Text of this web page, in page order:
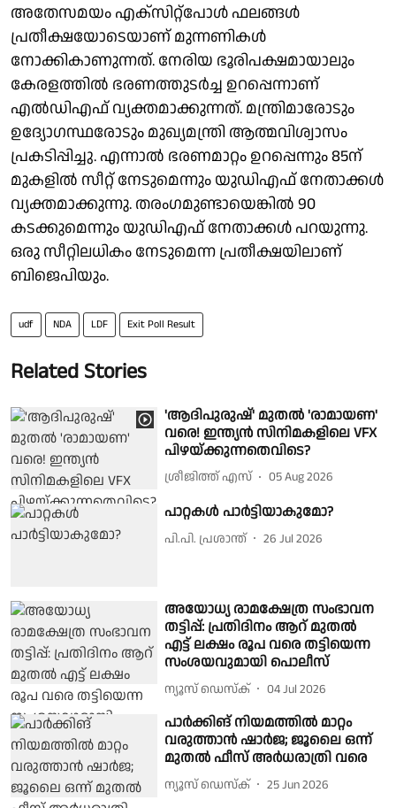
അതേസമയം എക്സിറ്റ്പോൾ ഫലങ്ങൾ
പ്രതീക്ഷയോടെയാണ് മുന്നണികൾ
നോക്കികാണുന്നത്. നേരിയ ഭൂരിപക്ഷമായാലും
കേരളത്തിൽ ഭരണത്തുടർച്ച ഉറപ്പെന്നാണ്
എൽഡിഎഫ് വ്യക്തമാക്കുന്നത്. മന്ത്രിമാരോടും
ഉദ്യോഗസ്ഥരോടും മുഖ്യമന്ത്രി ആത്മവിശ്വാസം
പ്രകടിപ്പിച്ചു. എന്നാൽ ഭരണമാറ്റം ഉറപ്പെന്നും 85ന്
മുകളിൽ സീറ്റ് നേടുമെന്നും യുഡിഎഫ് നേതാക്കൾ
വ്യക്തമാക്കുന്നു. തരംഗമുണ്ടായെങ്കിൽ 90
കടക്കുമെന്നും യുഡിഎഫ് നേതാക്കൾ പറയുന്നു.
ഒരു സീറ്റിലധികം നേടുമെന്ന പ്രതീക്ഷയിലാണ്
ബിജെപിയും.
udf NDA LDF Exit Poll Result
Related Stories
'ആദിപുരുഷ്' മുതൽ 'രാമായണ'
വരെ! ഇന്ത്യൻ സിനിമകളിലെ VFX
പിഴയ്‌ക്കുന്നതെവിടെ?
ശ്രീജിത്ത് എസ് 05 Aug 2026
പാറ്റകൾ പാർട്ടിയാകുമോ?
പി.പി. പ്രശാന്ത് 26 Jul 2026
അയോധ്യ രാമക്ഷേത്ര സംഭാവന
തട്ടിപ്പ്: പ്രതിദിനം ആറ് മുതൽ
എട്ട് ലക്ഷം രൂപ വരെ തട്ടിയെന്ന
സംശയവുമായി പൊലീസ്
ന്യൂസ് ഡെസ്ക് 04 Jul 2026
പാർക്കിങ് നിയമത്തിൽ‍ മാറ്റം
വരുത്താൻ ഷാർജ; ജൂലൈ ഒന്ന്
മുതൽ ഫീസ് അർധരാത്രി വരെ
ന്യൂസ് ഡെസ്ക് 25 Jun 2026